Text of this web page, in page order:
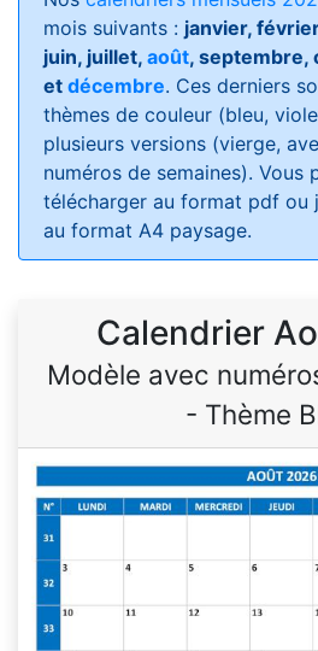
mois suivants : janvier,
juin, juillet, août, septembre,
et décembre. Ces derniers
thèmes de couleur (bleu,
plusieurs versions (vierge,
numéros de semaines). Vous
télécharger au format pdf ou
au format A4 paysage.
Calendrier
Modèle avec
- Thème